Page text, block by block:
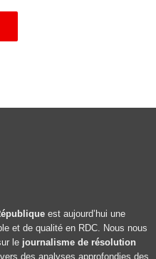
est aujourd’hui une
et de qualité en RDC. Nous nous
le journalisme de résolution
des analyses approfondies des